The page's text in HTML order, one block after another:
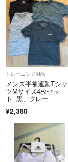
トレーニング用品
メンズ半袖運動Tシャ
ツMサイズ4枚セッ
ト 黒、グレー
¥2,380